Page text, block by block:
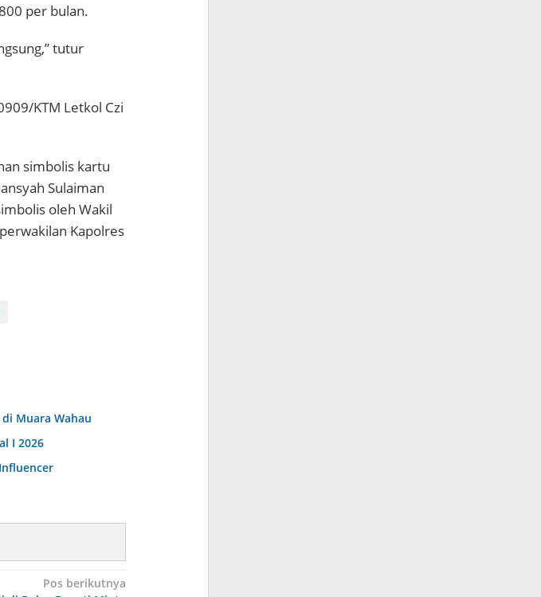
per bulan.
tutur
KTM Letkol Czi
simbolis kartu
Sulaiman
oleh Wakil
Kapolres
Muara Wahau
I 2026
Pos berikutnya